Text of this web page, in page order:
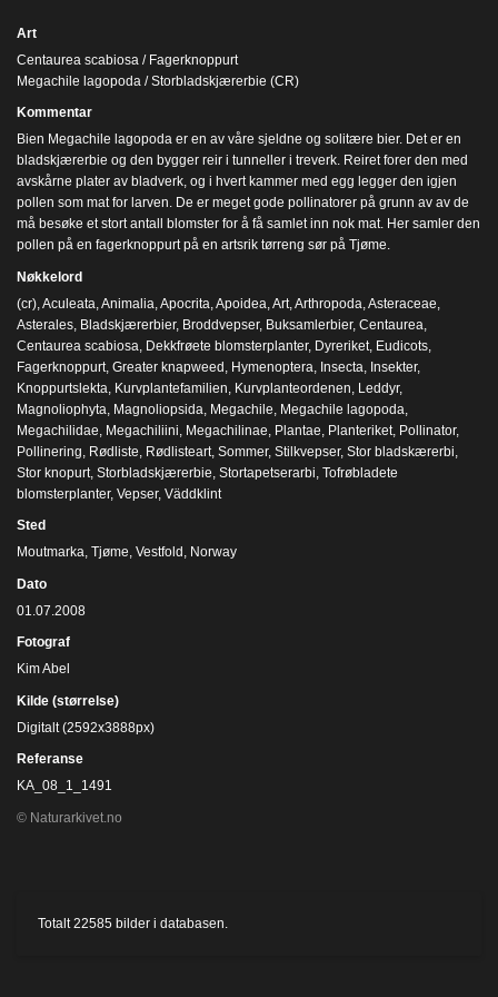
Art
Centaurea scabiosa / Fagerknoppurt
Megachile lagopoda / Storbladskjærerbie (CR)
Kommentar
Bien Megachile lagopoda er en av våre sjeldne og solitære bier. Det er en
bladskjærerbie og den bygger reir i tunneller i treverk. Reiret forer den med
avskårne plater av bladverk, og i hvert kammer med egg legger den igjen
pollen som mat for larven. De er meget gode pollinatorer på grunn av av de
må besøke et stort antall blomster for å få samlet inn nok mat. Her samler den
pollen på en fagerknoppurt på en artsrik tørreng sør på Tjøme.
Nøkkelord
(cr) Aculeata Animalia Apocrita Apoidea Art Arthropoda Asteraceae
Asterales Bladskjærerbier, Broddvepser, Buksamlerbier, Centaurea
Centaurea scabiosa Dekkfrøete blomsterplanter, Dyreriket Eudicots
Fagerknoppurt Greater knapweed Hymenoptera Insecta Insekter,
Knoppurtslekta Kurvplantefamilien Kurvplanteordenen Leddyr,
Magnoliophyta Magnoliopsida Megachile Megachile lagopoda
Megachilidae Megachiliini Megachilinae Plantae Planteriket Pollinator,
Pollinering Rødliste Rødlisteart Sommer, Stilkvepser, Stor bladskærerbi
Stor knopurt Storbladskjærerbie Stortapetserarbi Tofrøbladete
blomsterplanter, Vepser, Väddklint
Sted
Moutmarka, Tjøme, Vestfold, Norway
Dato
01.07.2008
Fotograf
Kim Abel
Kilde (størrelse)
Digitalt (2592x3888px)
Referanse
KA_08_1_1491
© Naturarkivet.no
Totalt 22585 bilder i databasen.